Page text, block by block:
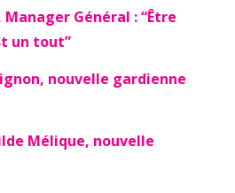
Général : “Être
un tout”
nouvelle gardienne
Mélique, nouvelle